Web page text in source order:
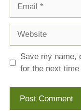
Save my name,
for the next